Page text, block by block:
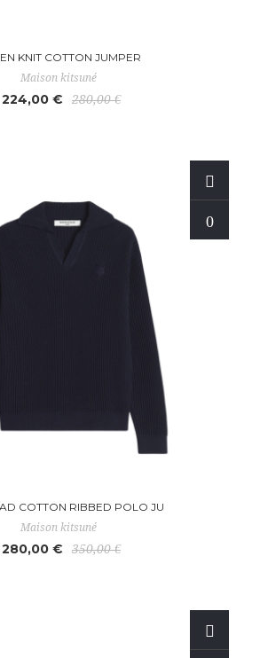
KNIT COTTON JUMPER
Maison kitsuné
224,00 € 280,00 €
COTTON RIBBED POLO JU
Maison kitsuné
280,00 € 350,00 €